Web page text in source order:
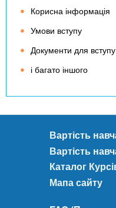
Корисна інформація
Умови вступу
Документи для вступу
і багато іншого
Вартість
Вартість
Каталог
Мапа сайту